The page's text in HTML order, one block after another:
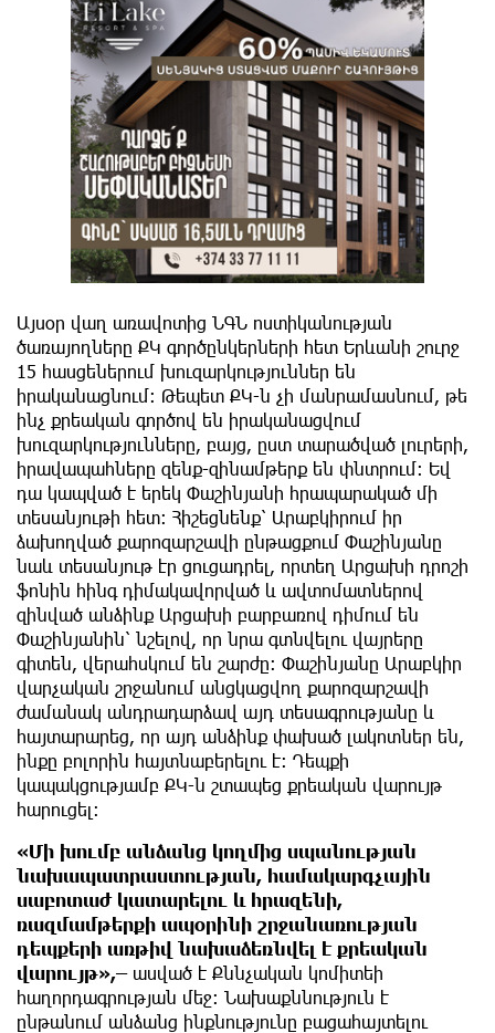
Այսօր վաղ առավոտից ՆԳՆ ոստիկանության
ծառայողները ՔԿ գործընկերների հետ Երևանի շուրջ
15 հասցեներում խուզարկություններ են
իրականացնում։ Թեպետ ՔԿ-ն չի մանրամասնում, թե
ինչ քրեական գործով են իրականացվում
խուզարկությունները, բայց, ըստ տարածված լուրերի,
իրավապահները զենք-զինամթերք են փնտրում։ Եվ
դա կապված է երեկ Փաշինյանի հրապարակած մի
տեսանյութի հետ։ Հիշեցնենք՝ Արաբկիրում իր
ձախողված քարոզարշավի ընթացքում Փաշինյանը
նաև տեսանյութ էր ցուցադրել, որտեղ Արցախի դրոշի
ֆոնին հինգ դիմակավորված և ավտոմատներով
զինված անձինք Արցախի բարբառով դիմում են
Փաշինյանին՝ նշելով, որ նրա գտնվելու վայրերը
գիտեն, վերահսկում են շարժը։ Փաշինյանը Արաբկիր
վարչական շրջանում անցկացվող քարոզարշավի
ժամանակ անդրադարձավ այդ տեսագրությանը և
հայտարարեց, որ այդ անձինք փախած լակոտներ են,
ինքը բոլորին հայտնաբերելու է։ Դեպքի
կապակցությամբ ՔԿ-ն շտապեց քրեական վարույթ
հարուցել։
«Մի խումբ անձանց կողմից սպանության
նախապատրաստության, համակարգչային
սաբոտաժ կատարելու և հրազենի,
ռազմամթերքի ապօրինի շրջանառության
դեպքերի առթիվ նախաձեռնվել է քրեական
վարույթ»,–ասված է Քննչական կոմիտեի
հաղորդագրության մեջ։ Նախաքննություն է
ընթանում անձանց ինքնությունը բացահայտելու